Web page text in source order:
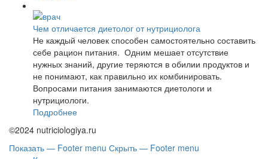
Чем отличается диетолог от нутрициолога
Не каждый человек способен самостоятельно составить
себе рацион питания. Одним мешает отсутствие
нужных знаний, другие теряются в обилии продуктов и
не понимают, как правильно их комбинировать.
Вопросами питания занимаются диетологи и
нутрициологи.
Подробнее
©2024 nutriciologiya.ru
Показать — Footer menu Скрыть — Footer menu